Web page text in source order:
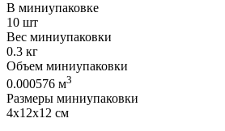
В миниупаковке
10 шт
Вес миниупаковки
0.3 кг
Объем миниупаковки
0.000576 м3
Размеры миниупаковки
4х12х12 см